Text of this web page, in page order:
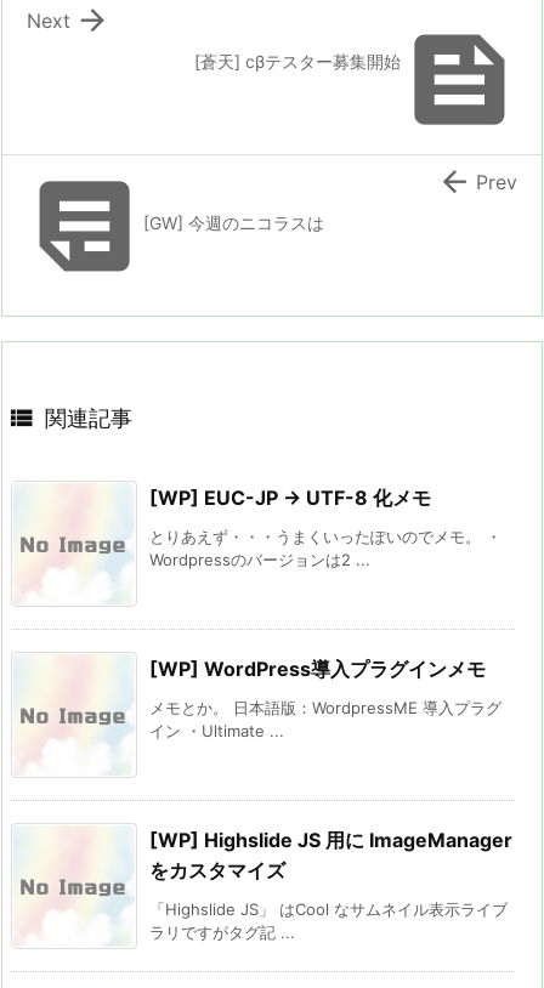

[蒼天] cβテスター募集開始

Next
[GW] 今週のニコラスは
 Prev
 関連記事
[WP] EUC-JP → UTF-8 化メモ
とりあえず・・・うまくいったぽいのでメモ。 ・
Wordpressのバージョンは2 ...
[WP] WordPress導入プラグインメモ
メモとか。 日本語版：WordpressME 導入プラグ
イン ・Ultimate ...
[WP] Highslide JS 用に ImageManager
をカスタマイズ
「Highslide JS」 はCool なサムネイル表示ライブ
ラリですがタグ記 ...